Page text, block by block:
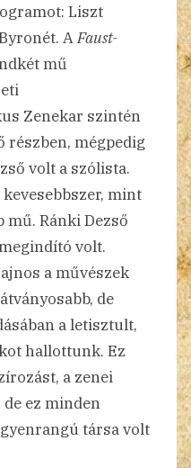
Liszt
AFaust-
mű
Zenekar szintén
részben, mégpedig
volt a szólista.
mint
Ránki Dezső
volt.
a művészek
de
a letisztult,
hallottunk. Ez
a zenei
ez minden
társa volt